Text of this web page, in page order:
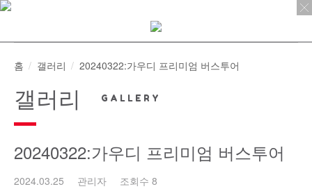
Skip
홈 갤러리 20240322:가우디 프리미엄 버스투어
갤러리
20240322:가우디 프리미엄 버스투어
2024.03.25 관리자 조회수 8